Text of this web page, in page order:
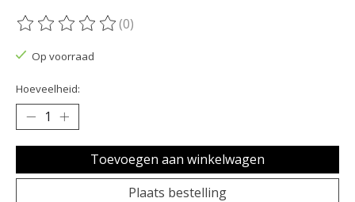
De beoordeling van dit product is
(0)
Op voorraad
Hoeveelheid:
Toevoegen aan winkelwagen
Plaats bestelling